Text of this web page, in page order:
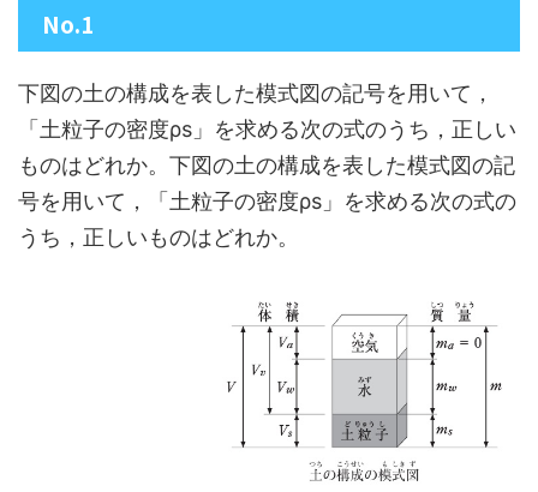
No.1
下図の土の構成を表した模式図の記号を用いて，
「土粒子の密度ρs」を求める次の式のうち，正しい
ものはどれか。下図の土の構成を表した模式図の記
号を用いて，「土粒子の密度ρs」を求める次の式の
うち，正しいものはどれか。